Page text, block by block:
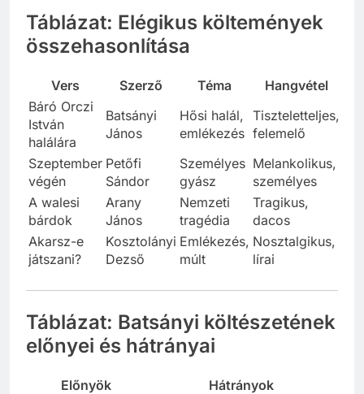
Táblázat: Elégikus költemények
összehasonlítása
Vers Szerző Téma
Hangvétel
Báró Orczi
István
halálára
Batsányi
János
Hősi halál,
emlékezés
Tiszteletteljes,
felemelő
Szeptember
végén
Petőfi
Sándor
Személyes
gyász
Melankolikus,
személyes
A walesi
bárdok
Arany
János
Nemzeti
tragédia
Tragikus,
dacos
Akarsz-e
játszani?
Kosztolányi
Dezső
Emlékezés,
múlt
Nosztalgikus,
lírai
Táblázat: Batsányi költészetének
előnyei és hátrányai
Előnyök
Hátrányok